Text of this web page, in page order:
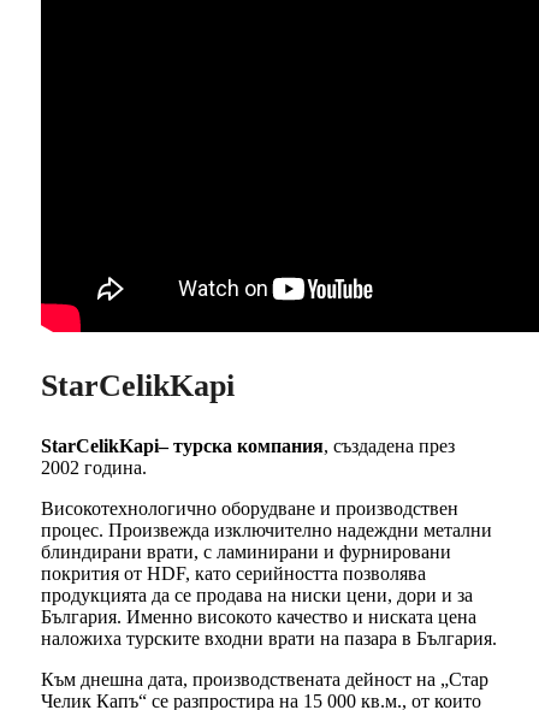
StarCelikKapi
StarCelikKapi– турска компания, създадена през
2002 година.
Високотехнологично оборудване и производствен
процес. Произвежда изключително надеждни метални
блиндирани врати, с ламинирани и фурнировани
покрития от HDF, като серийността позволява
продукцията да се продава на ниски цени, дори и за
България. Именно високото качество и ниската цена
наложиха турските входни врати на пазара в България.
Към днешна дата, производствената дейност на „Стар
Челик Капъ“ се разпростира на 15 000 кв.м., от които